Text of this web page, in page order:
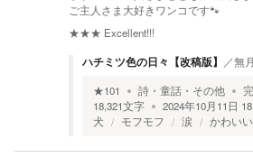
ご主人さま大好きワンコです🐾
★★★ Excellent!!!
ハチミツ色の日々【改稿版】 ／無
★101 詩・童話・その他
18,321文字 2024年10月11日
犬
モフモフ 涙 かわいい